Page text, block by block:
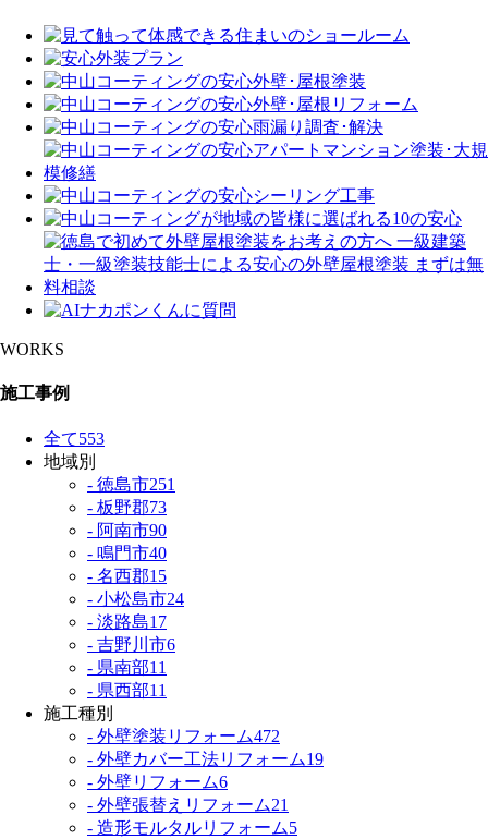
WORKS
施工事例
全て553
地域別
- 徳島市251
- 板野郡73
- 阿南市90
- 鳴門市40
- 名西郡15
- 小松島市24
- 淡路島17
- 吉野川市6
- 県南部11
- 県西部11
施工種別
- 外壁塗装リフォーム472
- 外壁カバー工法リフォーム19
- 外壁リフォーム6
- 外壁張替えリフォーム21
- 造形モルタルリフォーム5